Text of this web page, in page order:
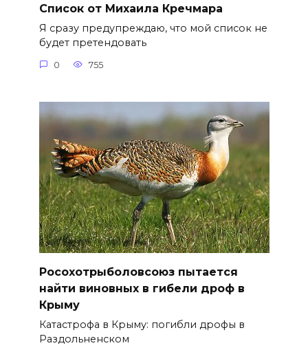
Список от Михаила Кречмара
Я сразу предупреждаю, что мой список не
будет претендовать
0 755
Росохотрыболовсоюз пытается
найти виновных в гибели дроф в
Крыму
Катастрофа в Крыму: погибли дрофы в
Раздольненском